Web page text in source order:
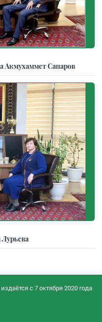
Акмухаммет Сапаров
с 7 октября 2020 года